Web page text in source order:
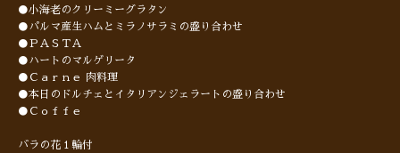
●小海老のクリーミーグラタン
●パルマ産生ハムとミラノサラミの盛り合わせ
●ＰＡＳＴＡ
●ハートのマルゲリータ
●Ｃａｒｎｅ 肉料理
●本日のドルチェとイタリアンジェラートの盛り合わせ
●Ｃｏｆｆｅ
バラの花１輪付